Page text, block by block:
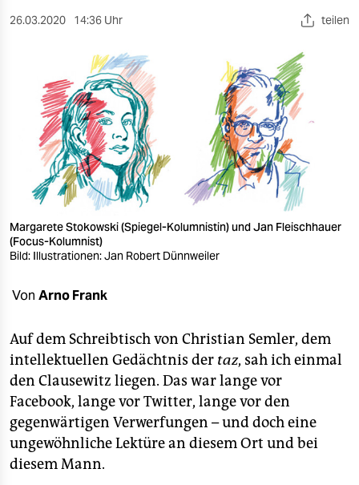
nord
verlag
verlag
veranstaltungen
shop
fragen & hilfe
unterstützen
epaper login
26.03.2020 14:36 Uhr teilen
Margarete Stokowski (Spiegel-Kolumnistin) und Jan Fleischhauer
(Focus-Kolumnist)
Bild: Illustrationen: Jan Robert Dünnweiler
Von Arno Frank
Auf dem Schreibtisch von Christian Semler, dem
intellektuellen Gedächtnis der taz, sah ich einmal
den Clausewitz liegen. Das war lange vor
Facebook, lange vor Twitter, lange vor den
gegenwärtigen Verwerfungen – und doch eine
ungewöhnliche Lektüre an diesem Ort und bei
diesem Mann.